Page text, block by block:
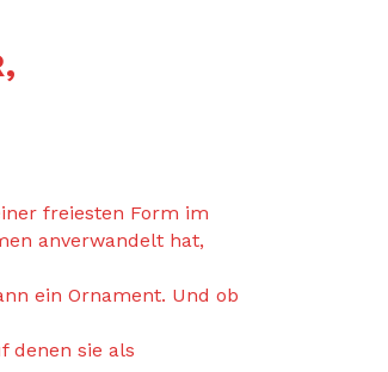
freiesten Form im
anverwandelt hat,
ein Ornament. Und ob
denen sie als